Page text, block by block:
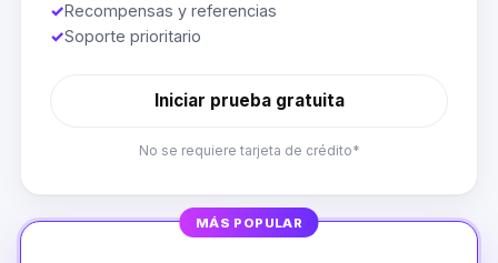
✓Recompensas y referencias
✓Soporte prioritario
Iniciar prueba gratuita
No se requiere tarjeta de crédito*
MÁS POPULAR